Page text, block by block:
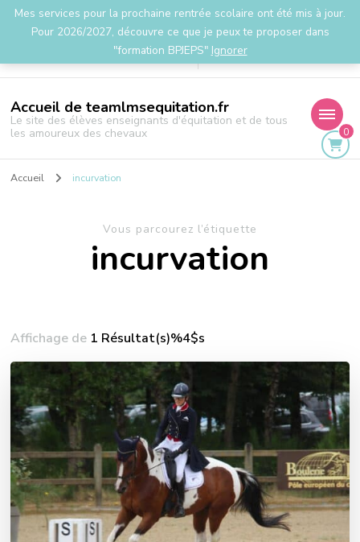
Mes services pour la prochaine rentrée scolaire ont été mis à jour.
Pour 2026/2027, découvre ce que je peux te proposer dans
"formation BPJEPS" Ignorer
la.team.lms@gmail.com
Accueil de teamlmsequitation.fr
Le site des élèves enseignants d'équitation et de tous
les amoureux des chevaux
0
Accueil incurvation
Vous parcourez l’étiquette
incurvation
Affichage de 1 Résultat(s)%4$s